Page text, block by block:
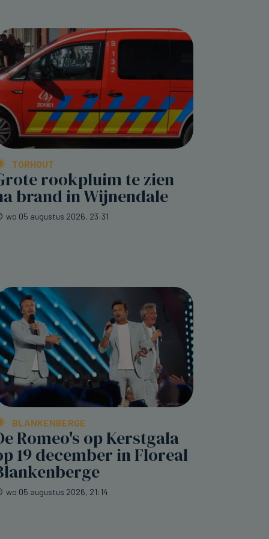
TORHOUT
rookpluim te zien
brand in Wijnendale
wo 05 augustus 2026, 23:31
BLANKENBERGE
Romeo's op Kerstgala
19 december in Floreal
wo 05 augustus 2026, 21:14